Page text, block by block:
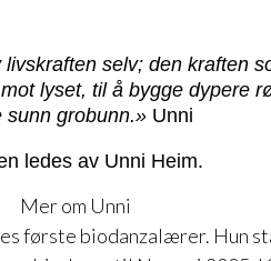
selv; den kraften
lyset, til å bygge dypere
sunn grobunn.»Unni
ledes av Unni Heim.
Mer om Unni
første biodanzalærer. Hun